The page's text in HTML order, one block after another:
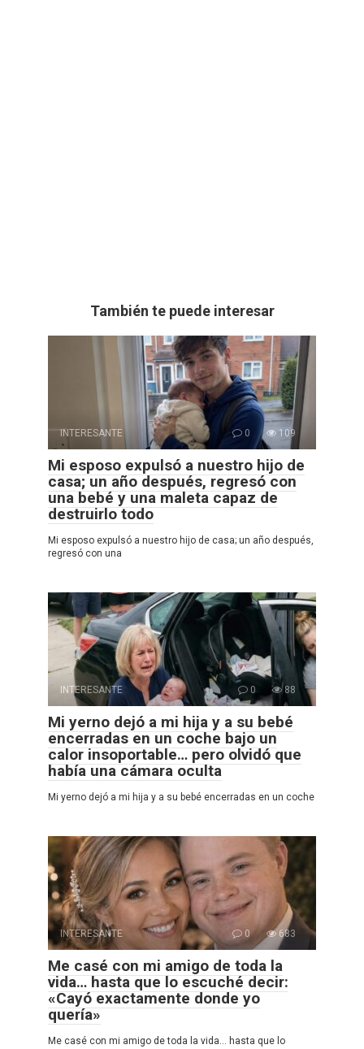
También te puede interesar
INTERESANTE 0 109
Mi esposo expulsó a nuestro hijo de
casa; un año después, regresó con
una bebé y una maleta capaz de
destruirlo todo
Mi esposo expulsó a nuestro hijo de casa; un año después,
regresó con una
INTERESANTE 0 88
Mi yerno dejó a mi hija y a su bebé
encerradas en un coche bajo un
calor insoportable… pero olvidó que
había una cámara oculta
Mi yerno dejó a mi hija y a su bebé encerradas en un coche
INTERESANTE 0 683
Me casé con mi amigo de toda la
vida… hasta que lo escuché decir:
«Cayó exactamente donde yo
quería»
Me casé con mi amigo de toda la vida… hasta que lo